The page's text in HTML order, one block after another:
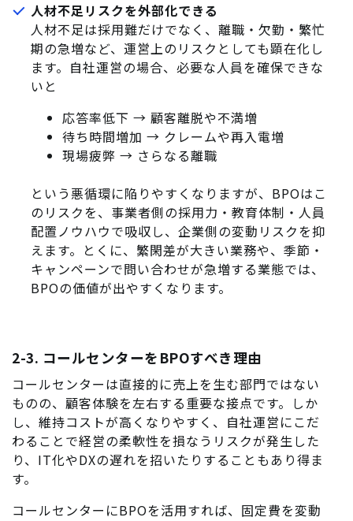
人材不足リスクを外部化できる
人材不足は採用難だけでなく、離職・欠勤・繁忙
期の急増など、運営上のリスクとしても顕在化し
ます。自社運営の場合、必要な人員を確保できな
いと
応答率低下 → 顧客離脱や不満増
待ち時間増加 → クレームや再入電増
現場疲弊 → さらなる離職
という悪循環に陥りやすくなりますが、BPOはこ
のリスクを、事業者側の採用力・教育体制・人員
配置ノウハウで吸収し、企業側の変動リスクを抑
えます。とくに、繁閑差が大きい業務や、季節・
キャンペーンで問い合わせが急増する業態では、
BPOの価値が出やすくなります。
2-3. コールセンターをBPOすべき理由
コールセンターは直接的に売上を生む部門ではない
ものの、顧客体験を左右する重要な接点です。しか
し、維持コストが高くなりやすく、自社運営にこだ
わることで経営の柔軟性を損なうリスクが発生した
り、IT化やDXの遅れを招いたりすることもあり得ま
す。
コールセンターにBPOを活用すれば、固定費を変動